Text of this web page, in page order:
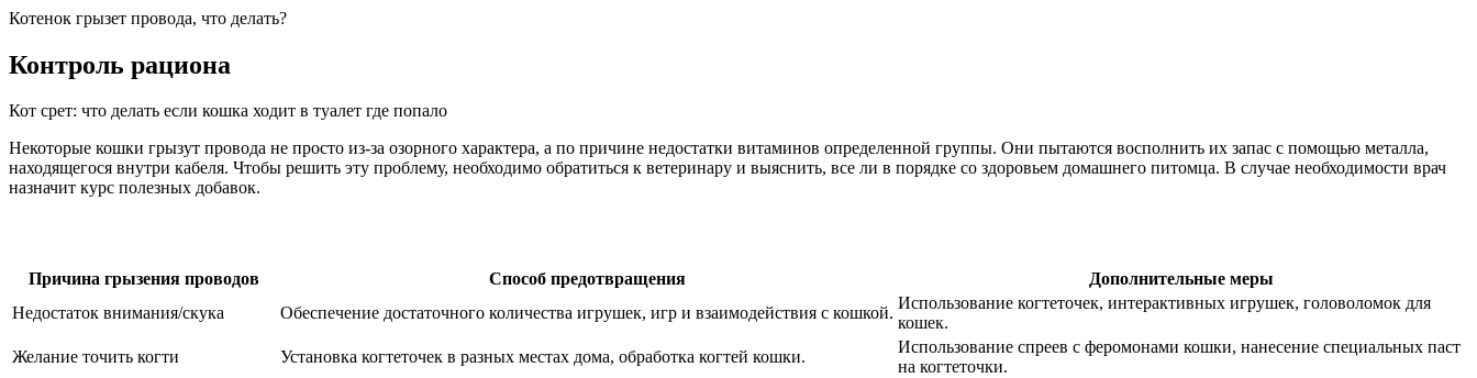
Котенок грызет провода, что делать?
Контроль рациона
Кот срет: что делать если кошка ходит в туалет где попало
Некоторые кошки грызут провода не просто из-за озорного характера, а по причине недостатки витаминов определенной группы. Они пытаются восполнить их запас с помощью металла,
находящегося внутри кабеля. Чтобы решить эту проблему, необходимо обратиться к ветеринару и выяснить, все ли в порядке со здоровьем домашнего питомца. В случае необходимости врач
назначит курс полезных добавок.
Причина грызения проводов Способ предотвращения
Дополнительные меры
Недостаток внимания/скука
Обеспечение достаточного количества игрушек, игр и взаимодействия с кошкой.
Использование когтеточек, интерактивных игрушек, головоломок для
кошек.
Желание точить когти
Установка когтеточек в разных местах дома, обработка когтей кошки.
Использование спреев с феромонами кошки, нанесение специальных паст
на когтеточки.